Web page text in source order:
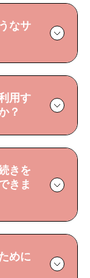
なサ
用す
？
きを
きま
めに